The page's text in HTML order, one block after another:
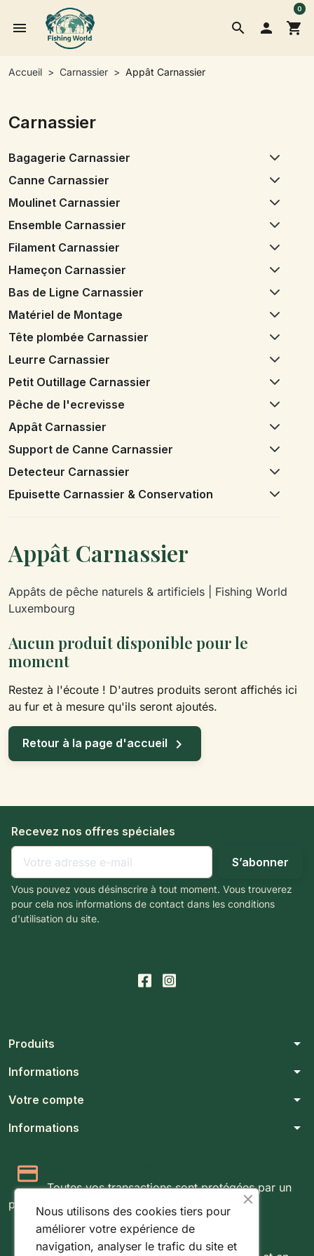
search
menu  shopping_cart
0
Accueil Carnassier Appât Carnassier
Carnassier
Bagagerie Carnassier
Canne Carnassier
Moulinet Carnassier
Ensemble Carnassier
Filament Carnassier
Hameçon Carnassier
Bas de Ligne Carnassier
Matériel de Montage
Tête plombée Carnassier
Leurre Carnassier
Petit Outillage Carnassier
Pêche de l'ecrevisse
Appât Carnassier
Support de Canne Carnassier
Detecteur Carnassier
Epuisette Carnassier & Conservation
Appât Carnassier
Appâts de pêche naturels & artificiels | Fishing World
Luxembourg
Aucun produit disponible pour le
moment
Restez à l'écoute ! D'autres produits seront affichés ici
au fur et à mesure qu'ils seront ajoutés.
Retour à la page d'accueil 
Recevez nos offres spéciales
Vous pouvez vous désinscrire à tout moment. Vous trouverez
pour cela nos informations de contact dans les conditions
d'utilisation du site.
Produits arrow_drop_down
Informations arrow_drop_down
Votre compte arrow_drop_down
Informations arrow_drop_down
Toutes vos transactions sont protégées par un
protocole SSL 256 bits.
Expédition rapide & suivie
Nous utilisons des cookies tiers pour
améliorer votre expérience de
navigation, analyser le trafic du site et